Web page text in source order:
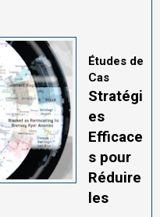
Études de
Cas
Stratégi
es
Efficace
s pour
Réduire
les